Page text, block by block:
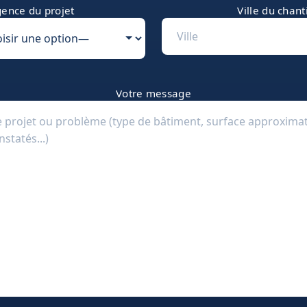
du projet Ville du
Votre message